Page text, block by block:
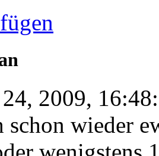
24, 2009,
schon wieder